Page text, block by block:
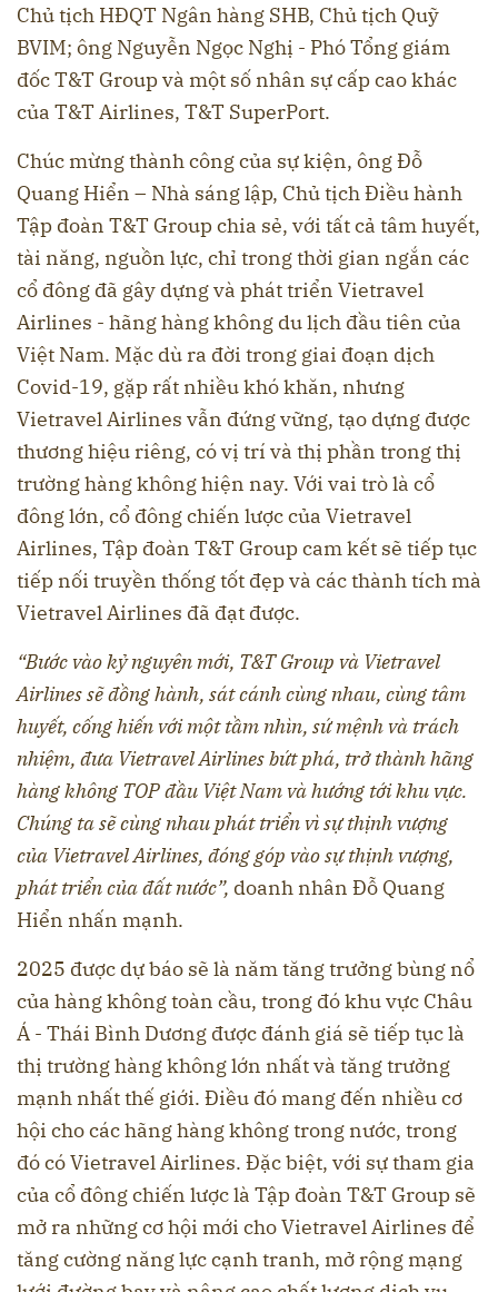
Chủ tịch HĐQT Ngân hàng SHB, Chủ tịch Quỹ
BVIM; ông Nguyễn Ngọc Nghị - Phó Tổng giám
đốc T&T Group và một số nhân sự cấp cao khác
của T&T Airlines, T&T SuperPort.
Chúc mừng thành công của sự kiện, ông Đỗ
Quang Hiển – Nhà sáng lập, Chủ tịch Điều hành
Tập đoàn T&T Group chia sẻ, với tất cả tâm huyết,
tài năng, nguồn lực, chỉ trong thời gian ngắn các
cổ đông đã gây dựng và phát triển Vietravel
Airlines - hãng hàng không du lịch đầu tiên của
Việt Nam. Mặc dù ra đời trong giai đoạn dịch
Covid-19, gặp rất nhiều khó khăn, nhưng
Vietravel Airlines vẫn đứng vững, tạo dựng được
thương hiệu riêng, có vị trí và thị phần trong thị
trường hàng không hiện nay. Với vai trò là cổ
đông lớn, cổ đông chiến lược của Vietravel
Airlines, Tập đoàn T&T Group cam kết sẽ tiếp tục
tiếp nối truyền thống tốt đẹp và các thành tích mà
Vietravel Airlines đã đạt được.
“Bước vào kỷ nguyên mới, T&T Group và Vietravel
Airlines sẽ đồng hành, sát cánh cùng nhau, cùng tâm
huyết, cống hiến với một tầm nhìn, sứ mệnh và trách
nhiệm, đưa Vietravel Airlines bứt phá, trở thành hãng
hàng không TOP đầu Việt Nam và hướng tới khu vực.
Chúng ta sẽ cùng nhau phát triển vì sự thịnh vượng
của Vietravel Airlines, đóng góp vào sự thịnh vượng,
phát triển của đất nước”, doanh nhân Đỗ Quang
Hiển nhấn mạnh.
2025 được dự báo sẽ là năm tăng trưởng bùng nổ
của hàng không toàn cầu, trong đó khu vực Châu
Á - Thái Bình Dương được đánh giá sẽ tiếp tục là
thị trường hàng không lớn nhất và tăng trưởng
mạnh nhất thế giới. Điều đó mang đến nhiều cơ
hội cho các hãng hàng không trong nước, trong
đó có Vietravel Airlines. Đặc biệt, với sự tham gia
của cổ đông chiến lược là Tập đoàn T&T Group sẽ
mở ra những cơ hội mới cho Vietravel Airlines để
tăng cường năng lực cạnh tranh, mở rộng mạng